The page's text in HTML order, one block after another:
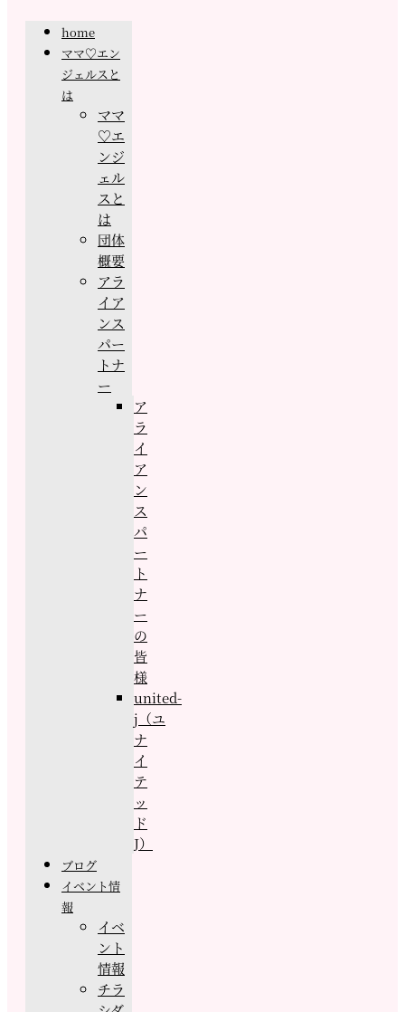
home
ママ♡エン
ジェルスと
は
ママ
♡エ
ンジ
ェル
スと
は
団体
概要
アラ
イア
ンス
パー
トナ
ー
ア
ラ
イ
ア
ン
ス
パ
ー
ト
ナ
ー
の
皆
様
united-
j（ユ
ナ
イ
テ
ッ
ド
J）
ブログ
イベント情
報
イベ
ント
情報
チラ